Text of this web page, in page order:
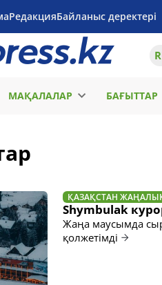
РедакцияБайланыс деректері
МАҚАЛАЛАР БАҒЫТТАР
ҚАЗАҚСТАН
Shymbulak
Жаңа маусымда
қолжетімді